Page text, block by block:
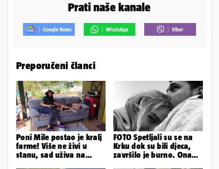
Prati naše kanale
Preporučeni članci
Poni Mile postao je kralj
farme! Više ne živi u
stanu, sad uživa na
FOTO Spetljali su se na
Krku dok su bili djeca,
završilo je burno. Ona